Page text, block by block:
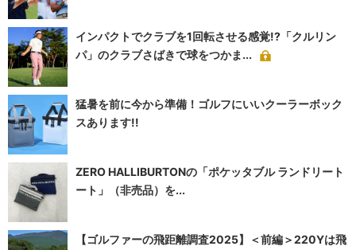
インパクトでクラブを1回転させる感覚!?「クルリン
パ」のクラブさばきで球をつかま...
猛暑を前に今から準備！ゴルフにいいクーラーボック
スあります!!
ZERO HALLIBURTONの「ポケッタブル ランドリート
ート」（非売品）を...
【ゴルファーの飛距離調査2025】＜前編＞220Yは飛